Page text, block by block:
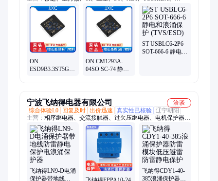
LINERA、MuRATA、MB85RS64TP、lc86licek、发光二极管
ON
ESD9B3.3ST5G
ON CM1293A-
04SO SC-74 静电
ST USBLC6-2P6
SOT-666-6 静电和
宁波飞纳得电器有限公司
洽谈
综合体验L0
回复及时 出价迅速 真实性已核验 辽宁朝阳
主营： 相序继电器、交流接触器、过欠压继电器、电机保护器、
马达保护器、缺相保护器、相序保护、水泵保护器、电动机保护
器、浪涌保护器、电涌保护器、防雷器、避雷器、马达控制器
飞纳得LN9-D电涌
保护器带地线防
飞纳得CDY1-40-
385浪涌保护器防